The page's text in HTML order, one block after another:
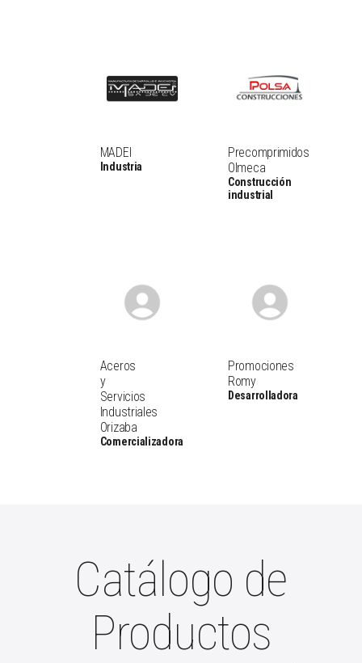
MADEI
Industria
Precomprimidos
Olmeca
Construcción
industrial
Aceros
y
Servicios
Industriales
Orizaba
Comercializadora
Promociones
Romy
Desarrolladora
Catálogo de
Productos